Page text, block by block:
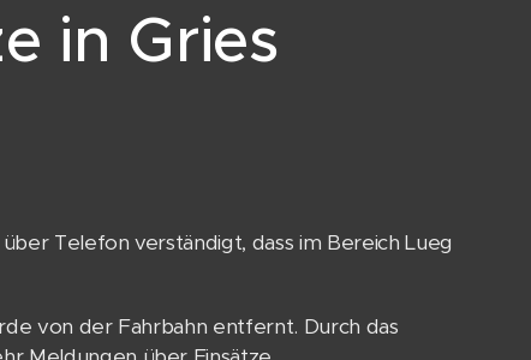
in Gries
Telefon verständigt, dass im Bereich Lueg
von der Fahrbahn entfernt. Durch das